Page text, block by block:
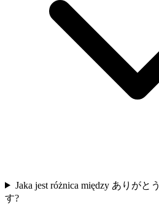
Jaka jest różnica między ありがと
す?